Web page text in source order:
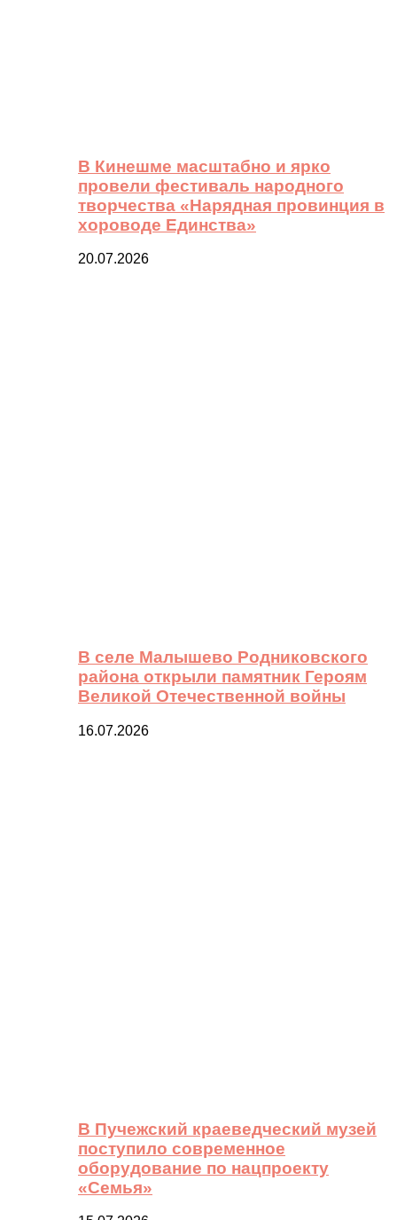
В Кинешме масштабно и ярко
провели фестиваль народного
творчества «Нарядная провинция в
хороводе Единства»
20.07.2026
В селе Малышево Родниковского
района открыли памятник Героям
Великой Отечественной войны
16.07.2026
В Пучежский краеведческий музей
поступило современное
оборудование по нацпроекту
«Семья»